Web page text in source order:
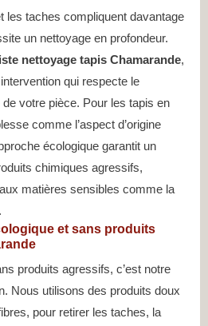
les taches compliquent davantage
un nettoyage en profondeur.
nettoyage tapis Chamarande,
qui respecte le
de votre pièce. Pour les tapis en
comme l’aspect d’origine
écologique garantit un
chimiques agressifs,
matières sensibles comme la
et sans produits
produits agressifs, c’est notre
Nous utilisons des produits doux
pour retirer les taches, la